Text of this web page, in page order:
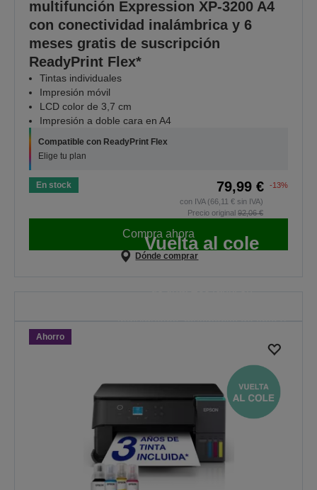
multifunción Expression XP-3200 A4
con conectividad inalámbrica y 6
meses gratis de suscripción
ReadyPrint Flex*
Tintas individuales
Impresión móvil
LCD color de 3,7 cm
Impresión a doble cara en A4
Compatible con ReadyPrint Flex
Elige tu plan
En stock 79,99 €
-13%
con IVA (66,11 € sin IVA)
Precio original 92,06 €
Compra ahora
Dónde comprar
Vuelta al cole
medianoche del 30/08/2026.
VER LAS OFERTAS
Ahorro